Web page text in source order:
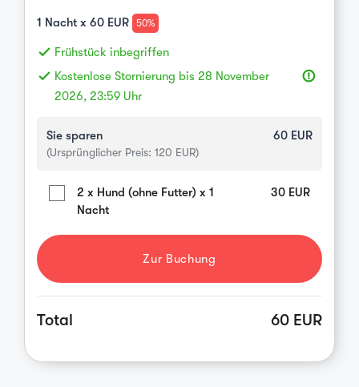
1 Nacht x 60 EUR 50%
done Frühstück inbegriffen
done Kostenlose Stornierung bis 28 November
2026, 23:59 Uhr
error_outline
Sie sparen 60EUR
(Ursprünglicher Preis: 120 EUR)
2 x Hund (ohne Futter) x 1
Nacht
30 EUR
Zur Buchung
Total 60 EUR